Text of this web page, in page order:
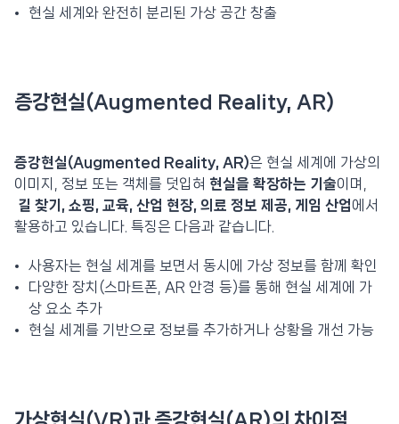
현실 세계와 완전히 분리된 가상 공간 창출
증강현실(Augmented Reality, AR)
증강현실(Augmented Reality, AR)은 현실 세계에 가상의
이미지, 정보 또는 객체를 덧입혀 현실을 확장하는 기술이며,
길 찾기, 쇼핑, 교육, 산업 현장, 의료 정보 제공, 게임 산업에서
활용하고 있습니다. 특징은 다음과 같습니다.
사용자는 현실 세계를 보면서 동시에 가상 정보를 함께 확인
다양한 장치(스마트폰, AR 안경 등)를 통해 현실 세계에 가
상 요소 추가
현실 세계를 기반으로 정보를 추가하거나 상황을 개선 가능